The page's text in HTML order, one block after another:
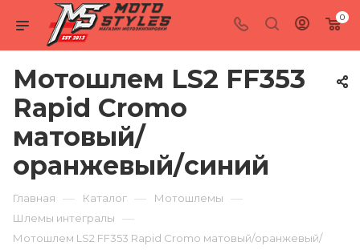
0
Мотошлем LS2 FF353
Rapid Cromo
матовый/
оранжевый/синий
Главная — Каталог — Мотошлемы —
Шлемы интегралы —
Мотошлем LS2 FF353 Rapid Cromo матовый/оранжевый/